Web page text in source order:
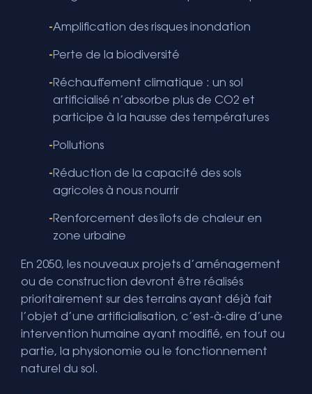
Amplification des risques inondation
Perte de la biodiversité
Réchauffement climatique : un sol
artificialisé n’absorbe plus de CO2 et
participe à la hausse des températures
Pollutions
Réduction de la capacité des sols
agricoles à nous nourrir
Renforcement des îlots de chaleur en
zone urbaine
En 2050, les nouveaux projets d’aménagement
ou de construction devront être réalisés
prioritairement sur des terrains ayant déjà fait
l’objet d’une artificialisation, c’est-à-dire d’une
intervention humaine ayant modifié, en tout ou
partie, la physionomie ou le fonctionnement
naturel du sol.